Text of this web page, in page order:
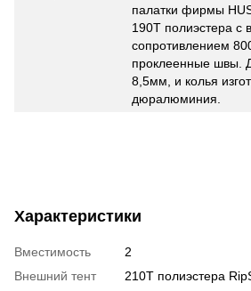
палатки фирмы
190T полиэстера с
сопротивлением
проклеенные швы.
8,5мм, и колья
дюралюминия.
Характеристики
Вместимость
2
Внешний тент
210T полиэстера